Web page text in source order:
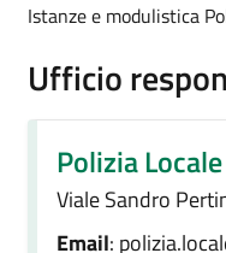
Istanze e modulistica
Ufficio
Polizia Locale
Viale Sandro
Email: